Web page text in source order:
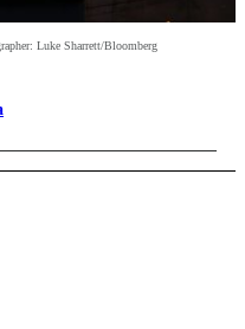
Luke Sharrett/Bloomberg